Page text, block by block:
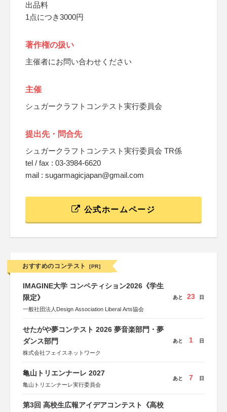
出品料
1点につき3000円
著作権の扱い
主催者にお問い合わせください
主催
シュガークラフトコンテスト実行委員会
提出先・問合先
シュガークラフトコンテスト実行委員会 TR係
tel / fax : 03-3984-6620
mail : sugarmagicjapan@gmail.com
公式ホームページ
おすすめのコンテスト [PR]
IMAGINE大学 コンペティション2026《学生
限定》
一般社団法人Design Association Liberal Arts協会
あと 23 日
せたがや夢コンテスト 2026 夢音楽部門・夢
ダンス部門
株式会社フェイスネットワーク
あと 1 日
亀山トリエンナーレ 2027
亀山トリエンナーレ実行委員会
あと 7 日
第3回 高校生広報アイデアコンテスト《高校